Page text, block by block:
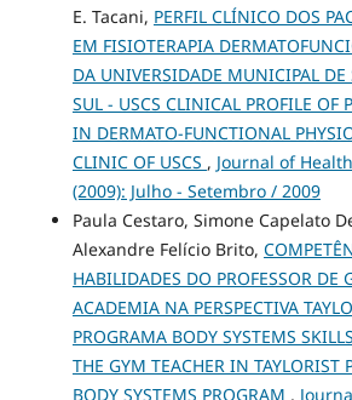
E. Tacani, PERFIL CLÍNICO DOS
EM FISIOTERAPIA
DA UNIVERSIDADE MUNICIPAL DE
SUL - USCS CLINICAL PROFILE OF
IN DERMATO-FUNCTIONAL
CLINIC OF USCS , Journal of
(2009): Julho - Setembro / 2009
Paula Cestaro, Simone Capelato
Alexandre Felício Brito,
HABILIDADES DO PROFESSOR DE
ACADEMIA NA PERSPECTIVA
PROGRAMA BODY SYSTEMS
THE GYM TEACHER IN TAYLORIST
BODY SYSTEMS PROGRAM ,